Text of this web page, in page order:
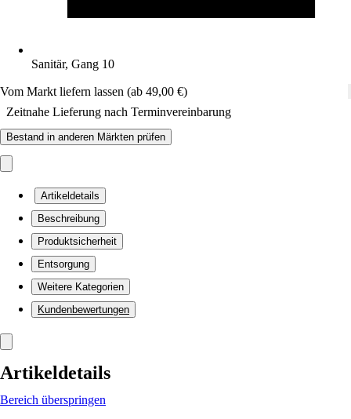
Sanitär, Gang 10
Vom Markt liefern lassen (ab 49,00 €)
Zeitnahe Lieferung nach Terminvereinbarung
Bestand in anderen Märkten prüfen
Artikeldetails
Beschreibung
Produktsicherheit
Entsorgung
Weitere Kategorien
Kundenbewertungen
Artikeldetails
Bereich überspringen